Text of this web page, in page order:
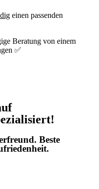
einen passenden
Beratung von einem
✅
Beste